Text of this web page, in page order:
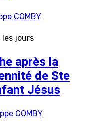
COMBY
les jours
après la
de Ste
Jésus
COMBY